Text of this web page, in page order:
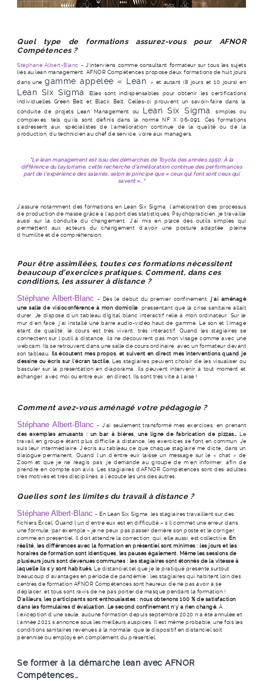
Quel type de formations assurez-vous pour AFNOR
Compétences ?
Stéphane Albert-Blanc - J'interviens comme consultant formateur sur tous les sujets
liés au lean management. AFNOR Compétences propose deux formations de huit jours
dans unegamme appelée « Lean » et autant (8 jours et 10 jours) en
Lean Six Sigma . Elles sont indispensables pour obtenir les certifications
individuelles Green Belt et Black Belt. Celles-ci prouvent un savoir-faire dans la
conduite de projets Lean Management ou Lean Six Sigma
, simples ou
complexes, tels qu’ils sont définis dans la norme NF X 06-091. Ces formations
s’adressent aux spécialistes de l’amélioration continue de la qualité ou de la
production, du technicien au chef de service, voire aux managers.
"Le lean management est issu des démarches de Toyota des années 1950. À la
différence du taylorisme, cette recherche d’amélioration continue des performances
part de l’expérience des salariés, selon le principe que « ceux qui font sont ceux qui
savent ». "
J’assure notamment des formations en Lean Six Sigma, l’amélioration des processus
de production de masse grâce à l’apport des statistiques. Psychopraticien, je travaille
aussi sur la conduite du changement. J’ai mis en place des outils simples qui
permettent aux acteurs du changement d’avoir une posture adaptée, pleine
d’humilité et de compréhension.
Pour être assimilées, toutes ces formations nécessitent
beaucoup d’exercices pratiques. Comment, dans ces
conditions, les assurer à distance ?
Stéphane Albert-Blanc
- Dès le début du premier confinement,
j’ai aménagé
une salle de visioconférence à mon domicile, pressentant que la crise sanitaire allait
durer. Je dispose d’un tableau digital blanc interactif relié à mon ordinateur. Sur le
mur d’en face, j’ai installé une barre audio-vidéo haut de gamme. Le son et l’image
étant de qualité, le cours est très vivant, très interactif. Quand les stagiaires se
connectent sur l’outil à distance, ils ne découvrent pas mon visage comme avec une
webcam. Ils se retrouvent dans une salle de cours ordinaire, avec un formateur devant
son tableau. Ils écoutent mes propos, et suivent en direct mes interventions quand je
dessine ou écris sur l’écran tactile. Les stagiaires peuvent choisir de les visualiser ou
basculer sur la présentation en diaporama. Ils peuvent intervenir à tout moment et
échanger, avec moi ou entre eux, en direct. Ils sont très vite à l’aise !
Comment avez-vous aménagé votre pédagogie ?
Stéphane Albert-Blanc - J’ai seulement transformé mes exercices, en prenant
des exemples amusants : un bar à bières, une ligne de fabrication de pizzas… Le
travail en groupe étant plus difficile à distance, les exercices se font en commun. Je
suis leur intermédiaire. J’écris au tableau ce que chaque stagiaire me dicte, dans un
dialogue permanent. Quand l’un d’entre eux laisse un message sur le « chat » de
Zoom et que je ne réagis pas, je demande au groupe de m’en informer, afin de
prendre en compte son avis. Les stagiaires d’AFNOR Compétences sont des adultes
très motivés et très disciplinés, à l’écoute les uns des autres.
Quelles sont les limites du travail à distance ?
Stéphane Albert-Blanc - En Lean Six Sigma, les stagiaires travaillent sur des
fichiers Excel. Quand l’un d’entre eux est en difficulté – s’il commet une erreur dans
une formule, par exemple – je ne peux pas passer derrière son poste et le corriger,
comme en présentiel. Il doit attendre la correction, qui, elle aussi, est collective. En
réalité, les différences avec la formation en présentiel sont minimes : les jours et les
horaires de formation sont identiques, les pauses également. Même les sessions de
plusieurs jours sont devenues communes : les stagiaires sont étonnés de la vitesse à
laquelle ils s’y sont habitués. Le distanciel tel que je le pratique présente surtout
beaucoup d’avantages en période de pandémie : les stagiaires qui habitent loin des
centres de formation AFNOR Compétences sont heureux de ne pas avoir à se
déplacer, et tous sont ravis de ne pas porter de masque pendant la formation !
D’ailleurs, les participants sont enthousiastes : nous obtenons 100 % de satisfaction
dans les formulaires d’évaluation. Le second confinement n’y a rien changé. À
l’exception d’une seule, aucune formation depuis septembre 2020 n’a été annulée et
l’année 2021 s’annonce sous les meilleurs auspices. Il est même probable, une fois les
conditions sanitaires revenues à la normale, que le dispositif en distanciel soit
pérennisé ou employé en complément du présentiel.
Se former à la démarche lean avec AFNOR
Compétences…